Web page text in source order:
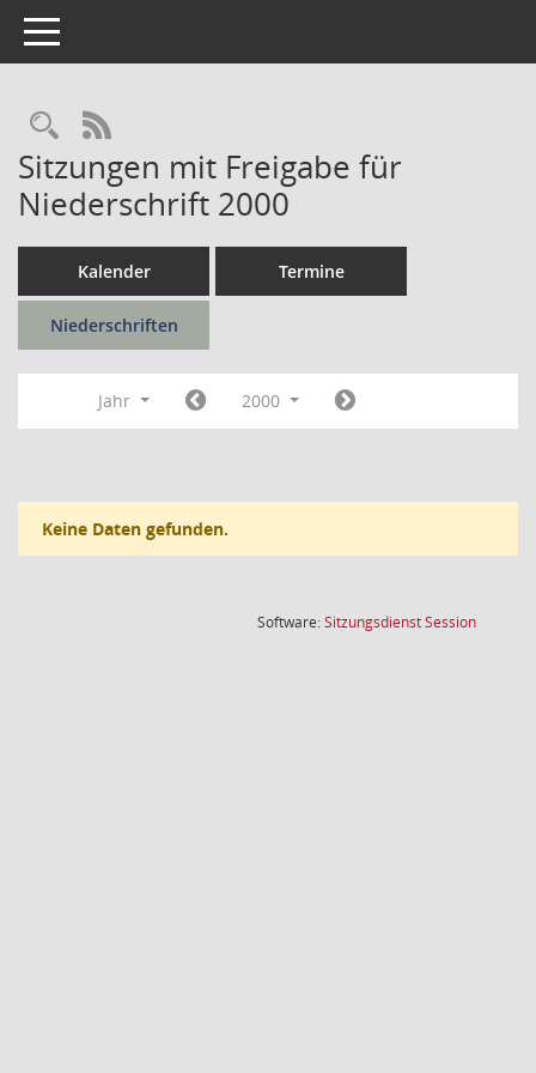
Toggle navigation
Rechercheauswahl
RSS-Feed
Sitzungen mit Freigabe für
Niederschrift 2000
Kalender Termine
Niederschriften
Jahr 2000
Keine Daten gefunden.
Software:SitzungsdienstSession(Wird in